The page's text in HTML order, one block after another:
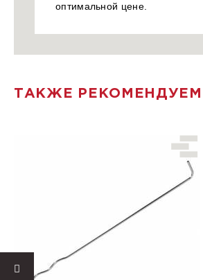
оптимальной цене.
ТАКЖЕ РЕКОМЕНДУЕМ